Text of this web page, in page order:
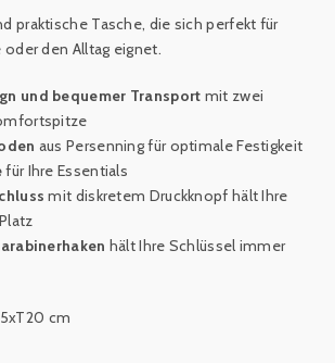
praktische Tasche, die sich perfekt für
oder den Alltag eignet.
und bequemer Transport mit zwei
aus Persenning für optimale Festigkeit
für Ihre Essentials
mit diskretem Druckknopf hält Ihre
hält Ihre Schlüssel immer
cm